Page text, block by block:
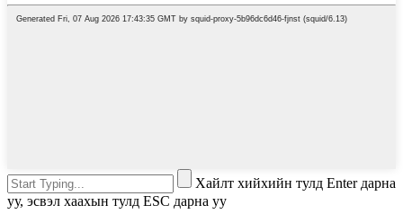
Хайлт хийхийн тулд Enter дарна
уу, эсвэл хаахын тулд ESC дарна уу